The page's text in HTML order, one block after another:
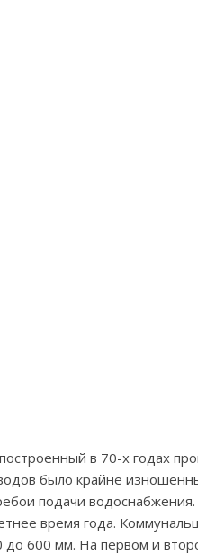
в 70-х годах
было крайне
подачи
время года.
600 мм. На первом и